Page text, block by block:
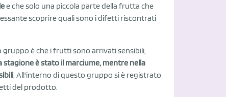
e che solo una piccola parte della frutta che
scoprire quali sono i difetti riscontrati
è che i frutti sono arrivati sensibili,
è stato il marciume, mentre nella
. All'interno di questo gruppo si è registrato
del prodotto.